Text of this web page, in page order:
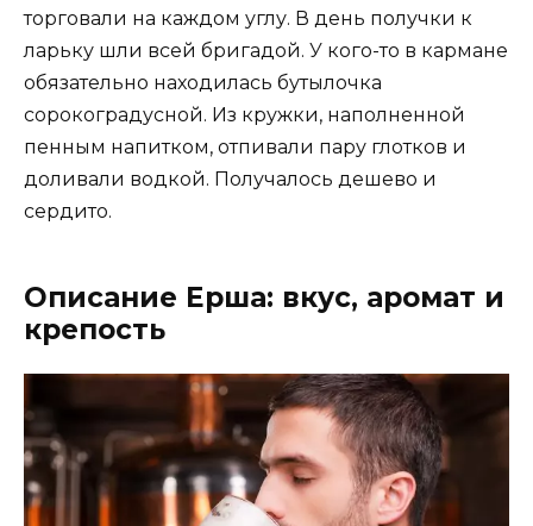
торговали на каждом углу. В день получки к
ларьку шли всей бригадой. У кого-то в кармане
обязательно находилась бутылочка
сорокоградусной. Из кружки, наполненной
пенным напитком, отпивали пару глотков и
доливали водкой. Получалось дешево и
сердито.
Описание Ерша: вкус, аромат и
крепость